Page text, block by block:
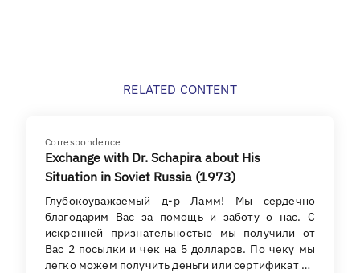
RELATED CONTENT
Correspondence
Exchange with Dr. Schapira about His
Situation in Soviet Russia (1973)
Глубокоуважаемый д-р Ламм! Мы сердечно
благодарим Вас за помощь и заботу о нас. С
искренней признательностью мы получили от
Вас 2 посылки и чек на 5 долларов. По чеку мы
легко можем получить деньги или сертификат …